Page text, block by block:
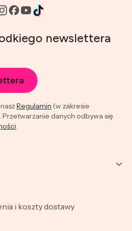
newslettera
Regulamin (w zakresie
danych odbywa się
.
i koszty dostawy